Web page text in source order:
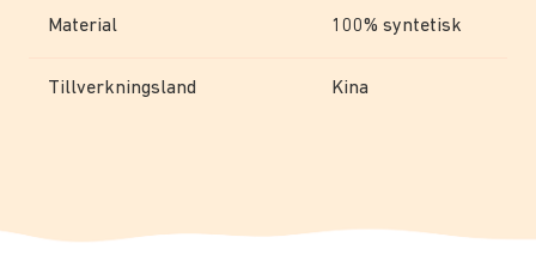
Material 100% syntetisk
Tillverkningsland Kina